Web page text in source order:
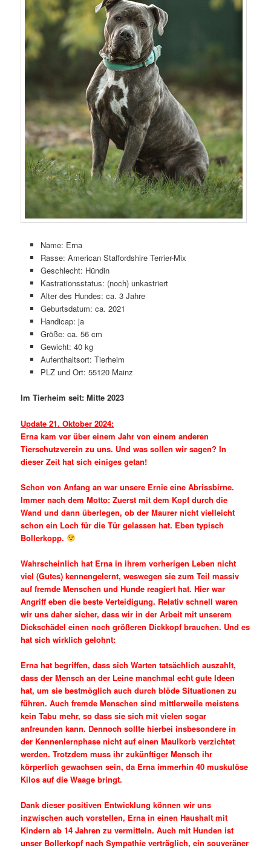
Name: Erna
Rasse: American Staffordshire Terrier-Mix
Geschlecht: Hündin
Kastrationsstatus: (noch) unkastriert
Alter des Hundes: ca. 3 Jahre
Geburtsdatum: ca. 2021
Handicap: ja
Größe: ca. 56 cm
Gewicht: 40 kg
Aufenthaltsort: Tierheim
PLZ und Ort: 55120 Mainz
Im Tierheim seit: Mitte 2023
Update 21. Oktober 2024:
Erna kam vor über einem Jahr von einem anderen
Tierschutzverein zu uns. Und was sollen wir sagen? In
dieser Zeit hat sich einiges getan!
Schon von Anfang an war unsere Ernie eine Abrissbirne.
Immer nach dem Motto: Zuerst mit dem Kopf durch die
Wand und dann überlegen, ob der Maurer nicht vielleicht
schon ein Loch für die Tür gelassen hat. Eben typisch
Bollerkopp.
Wahrscheinlich hat Erna in ihrem vorherigen Leben nicht
viel (Gutes) kennengelernt, weswegen sie zum Teil massiv
auf fremde Menschen und Hunde reagiert hat. Hier war
Angriff eben die beste Verteidigung. Relativ schnell waren
wir uns daher sicher, dass wir in der Arbeit mit unserem
Dickschädel einen noch größeren Dickkopf brauchen. Und es
hat sich wirklich gelohnt:
Erna hat begriffen, dass sich Warten tatsächlich auszahlt,
dass der Mensch an der Leine manchmal echt gute Ideen
hat, um sie bestmöglich auch durch blöde Situationen zu
führen. Auch fremde Menschen sind mittlerweile meistens
kein Tabu mehr, so dass sie sich mit vielen sogar
anfreunden kann. Dennoch sollte hierbei insbesondere in
der Kennenlernphase nicht auf einen Maulkorb verzichtet
werden. Trotzdem muss ihr zukünftiger Mensch ihr
körperlich gewachsen sein, da Erna immerhin 40 muskulöse
Kilos auf die Waage bringt.
Dank dieser positiven Entwicklung können wir uns
inzwischen auch vorstellen, Erna in einen Haushalt mit
Kindern ab 14 Jahren zu vermitteln. Auch mit Hunden ist
unser Bollerkopf nach Sympathie verträglich, ein souveräner